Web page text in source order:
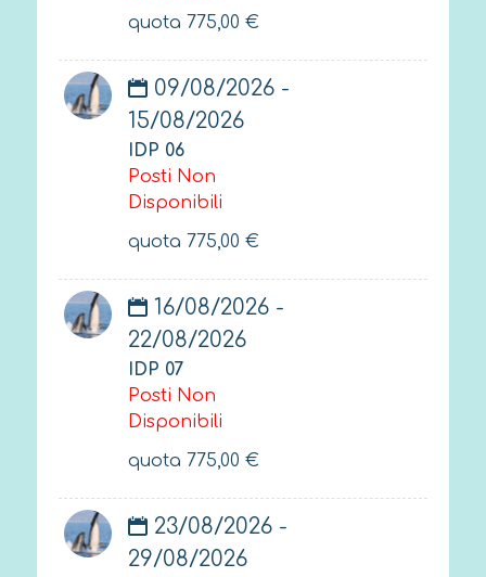
quota 775,00 €
09/08/2026 -
15/08/2026
IDP 06
Posti Non
Disponibili
quota 775,00 €
16/08/2026 -
22/08/2026
IDP 07
Posti Non
Disponibili
quota 775,00 €
23/08/2026 -
29/08/2026